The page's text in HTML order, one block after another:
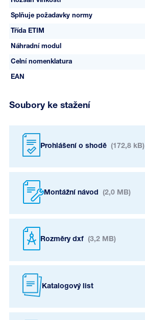
Splňuje požadavky normy
Třída ETIM
Náhradní modul
Celní nomenklatura
EAN
Soubory ke stažení
Prohlášení o shodě (172,8 kB)
Montážní návod (2,0 MB)
Rozměry dxf (3,2 MB)
Katalogový list